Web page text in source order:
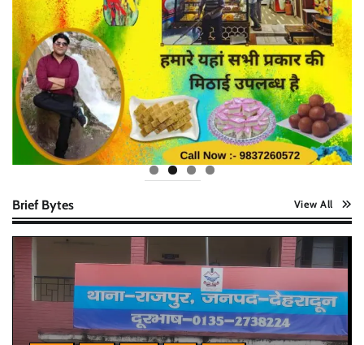
Brief Bytes View All